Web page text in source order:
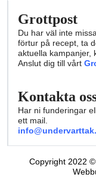
Grottpost
Du har väl inte
förtur på recept, ta
aktuella kampanjer,
Anslut dig till vårt
Kontakta
Har ni funderingar
ett mail.
Copyright 2022